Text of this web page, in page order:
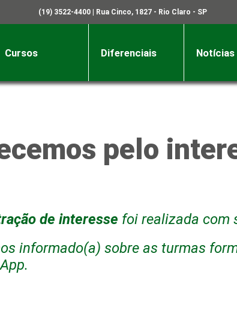
(19) 3522-4400 | Rua Cinco, 1827 - Rio Claro - SP
Cursos Diferenciais Notícias
pelo
de interesse foi realizada com
informado(a) sobre as turmas